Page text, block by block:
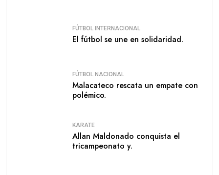
FÚTBOL INTERNACIONAL
El fútbol se une en solidaridad.
FÚTBOL NACIONAL
Malacateco rescata un empate con
polémico.
KARATE
Allan Maldonado conquista el
tricampeonato y.